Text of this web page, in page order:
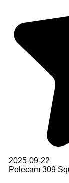
2025-09-22
Polecam 309